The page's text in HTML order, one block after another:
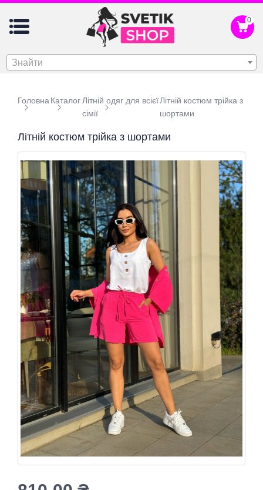
0
Знайти
Головна Каталог Літній одяг для всієї
сімії
Літній костюм трійка з
шортами
Літній костюм трійка з шортами